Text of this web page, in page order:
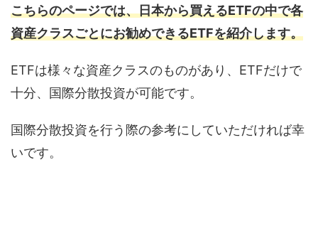
こちらのページでは、日本から買えるETFの中で各
資産クラスごとにお勧めできるETFを紹介します。
ETFは様々な資産クラスのものがあり、ETFだけで
十分、国際分散投資が可能です。
国際分散投資を行う際の参考にしていただければ幸
いです。